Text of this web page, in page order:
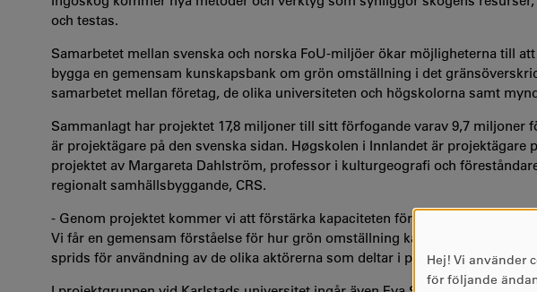
och testas.
Samarbetet mellan svenska och norska FoU-miljöer ökar möjligheterna till
bygga en gemensam kunskapsbank om grön omställning i det
samarbetet mellan företag, de olika universiteten och högskolorna samt
Sammanlagt har projektet 17,8 miljoner till sitt förfogande varav 9,7 miljoner
är projektägare på den svenska sidan. Høgskolen i Innlandet är projektägare
projektet av Margareta Dahlström, professor i kulturgeografi och
regionalt samhällsbyggande, CRS.
- Genom projektet kommer vi att förstärka kapaciteten för att arbeta för grön
Vi får en gemensam förståelse för hur grön omställning kan användas för
sprids för användning av de olika aktörerna som deltar i projektet.Hej! Vi använder
för följande